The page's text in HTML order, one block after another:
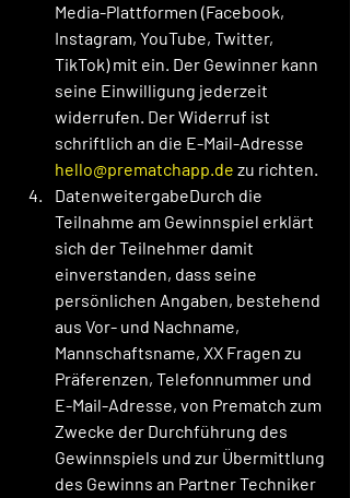
Media-Plattformen (Facebook,
Instagram, YouTube, Twitter,
TikTok) mit ein. Der Gewinner kann
seine Einwilligung jederzeit
widerrufen. Der Widerruf ist
schriftlich an die E-Mail-Adresse
hello@prematchapp.de zu richten.
DatenweitergabeDurch die
Teilnahme am Gewinnspiel erklärt
sich der Teilnehmer damit
einverstanden, dass seine
persönlichen Angaben, bestehend
aus Vor- und Nachname,
Mannschaftsname, XX Fragen zu
Präferenzen, Telefonnummer und
E-Mail-Adresse, von Prematch zum
Zwecke der Durchführung des
Gewinnspiels und zur Übermittlung
des Gewinns an Partner Techniker